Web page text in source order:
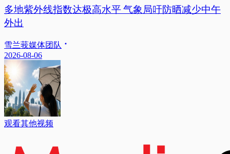
多地紫外线指数达极高水平 气象局吁防晒减少中午
外出
雪兰莪媒体团队
2026-08-06
观看其他视频